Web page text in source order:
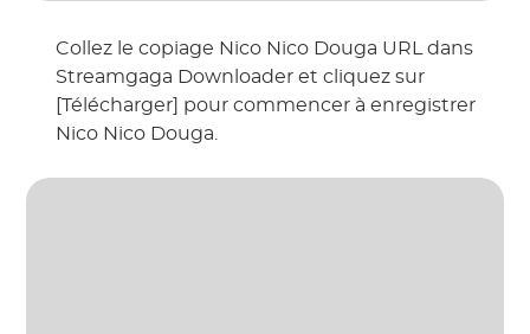
Collez le copiage Nico Nico Douga URL dans
Streamgaga Downloader et cliquez sur
[Télécharger] pour commencer à enregistrer
Nico Nico Douga.